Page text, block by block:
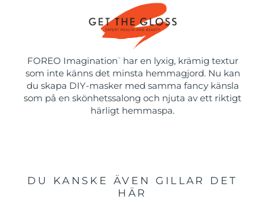
FOREO Imagination ™
har en lyxig, krämig textur
som inte känns det minsta hemmagjord. Nu kan
du skapa DIY-masker med samma fancy känsla
som på en skönhetssalong och njuta av ett riktigt
härligt hemmaspa.
DU KANSKE ÄVEN GILLAR DET
HÄR